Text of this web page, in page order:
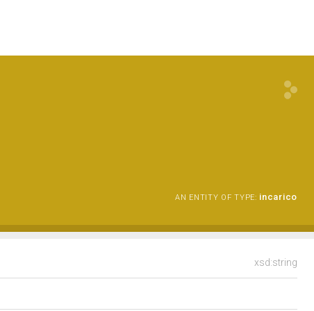
AN ENTITY OF TYPE: incarico
xsd:string